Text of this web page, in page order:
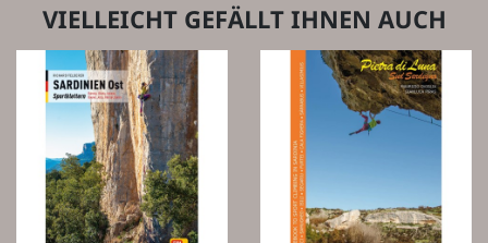
VIELLEICHT GEFÄLLT IHNEN AUCH